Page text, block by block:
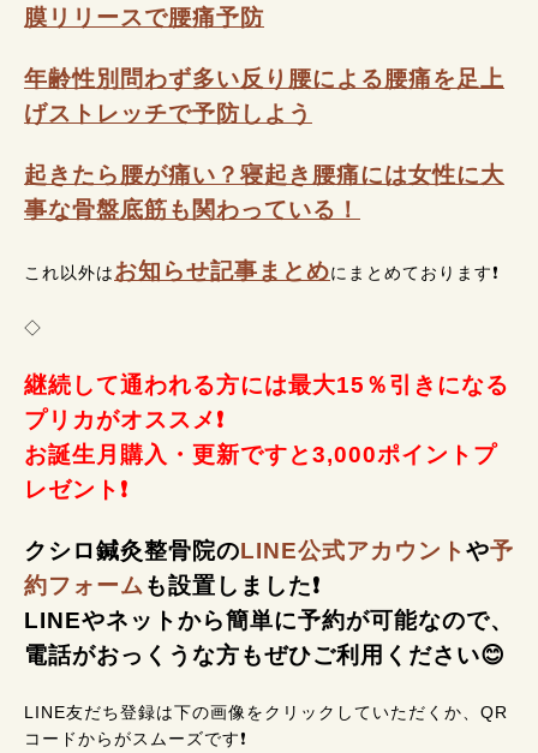
膜リリースで腰痛予防
年齢性別問わず多い反り腰による腰痛を足上
げストレッチで予防しよう
起きたら腰が痛い？寝起き腰痛には女性に大
事な骨盤底筋も関わっている！
これ以外はお知らせ記事まとめにまとめております❗
◇
継続して通われる方には最大15％引きになる
プリカがオススメ❗
お誕生月購入・更新ですと3,000ポイントプ
レゼント❗
クシロ鍼灸整骨院のLINE公式アカウントや予
約フォームも設置しました❗
LINEやネットから簡単に予約が可能なので、
電話がおっくうな方もぜひご利用ください😊
LINE友だち登録は下の画像をクリックしていただくか、QR
コードからがスムーズです❗